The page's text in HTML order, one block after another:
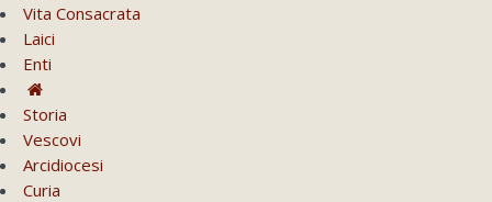
Vita Consacrata
Laici
Enti
Storia
Vescovi
Arcidiocesi
Curia